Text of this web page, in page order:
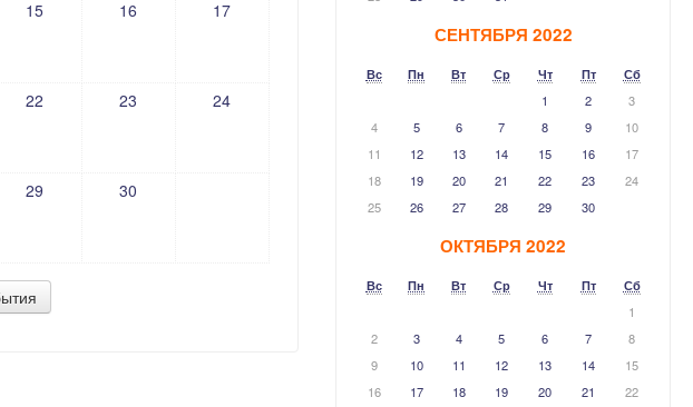
15 16 17
22 23 24
29 30
СЕНТЯБРЯ 2022
Вс Пн Вт Ср Чт Пт
Сб
1
2
3
4
5 6 7 8 9
10
11
12 13 14 15 16
17
18
19 20 21 22 23
24
25
26 27 28 29 30
ОКТЯБРЯ 2022
Вс Пн Вт Ср Чт Пт
Сб
1
2
3 4 5 6 7
8
9
10 11 12 13 14
15
16
17 18 19 20 21 22